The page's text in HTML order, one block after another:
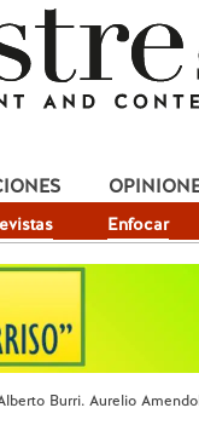
Enfocar
Burri. Aurelio